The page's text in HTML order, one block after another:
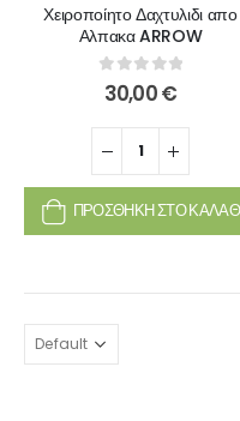
Χειροποίητο Δαχτυλιδι απο
Αλπακα ARROW
0out of 5
30,00€
ΠΡΟΣΘΉΚΗ ΣΤΟ